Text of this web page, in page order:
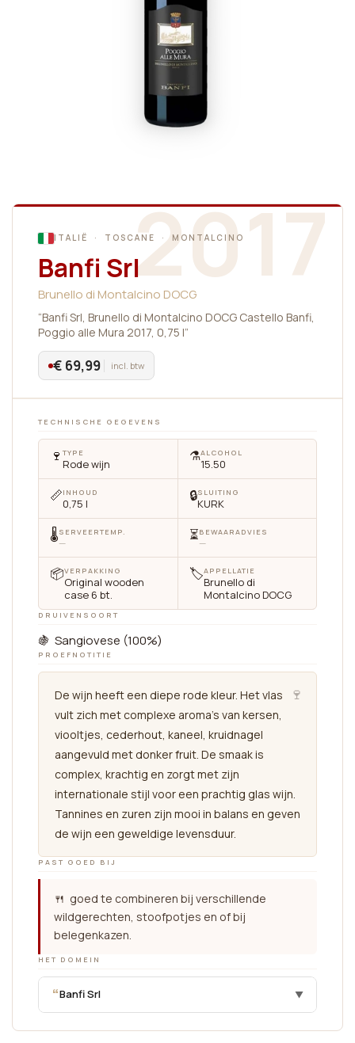
2017
ITALIË · TOSCANE · MONTALCINO
Banfi Srl
Brunello di Montalcino DOCG
“Banfi Srl, Brunello di Montalcino DOCG Castello Banfi,
Poggio alle Mura 2017, 0,75 l”
€ 69,99 incl. btw
TECHNISCHE GEGEVENS
🍷 TYPE
Rode wijn ⚗️ALCOHOL
15.50
📏INHOUD
0,75 l 🔒SLUITING
KURK
🌡SERVEERTEMP.
— ⏳BEWAARADVIES
—
📦VERPAKKING
Original wooden
case 6 bt.
🏷APPELLATIE
Brunello di
Montalcino DOCG
DRUIVENSOORT
🍇 Sangiovese (100%)
PROEFNOTITIE
🍷
De wijn heeft een diepe rode kleur. Het vlas
vult zich met complexe aroma's van kersen,
viooltjes, cederhout, kaneel, kruidnagel
aangevuld met donker fruit. De smaak is
complex, krachtig en zorgt met zijn
internationale stijl voor een prachtig glas wijn.
Tannines en zuren zijn mooi in balans en geven
de wijn een geweldige levensduur.
PAST GOED BIJ
🍴 goed te combineren bij verschillende
wildgerechten, stoofpotjes en of bij
belegenkazen.
HET DOMEIN
“Banfi Srl ▼